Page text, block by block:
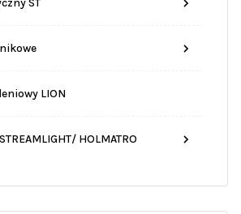
LION
HOLMATRO